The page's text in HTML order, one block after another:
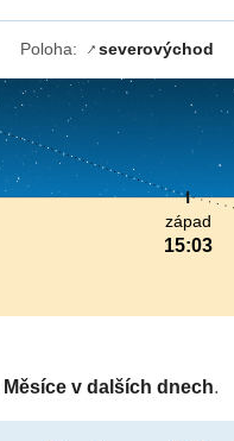
Poloha: ↓severovýchod
západ
15:03
Měsíce v dalších dnech.